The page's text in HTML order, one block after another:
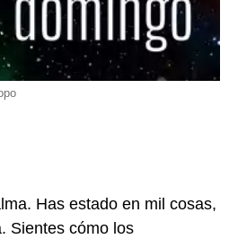
Has estado en mil cosas,
Sientes cómo los